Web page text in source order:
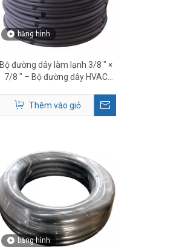
băng hình
Bộ đường dây làm lạnh 3/8 ″ ×
7/8 ″ – Bộ đường dây HVAC
Thêm vào giỏ
băng hình